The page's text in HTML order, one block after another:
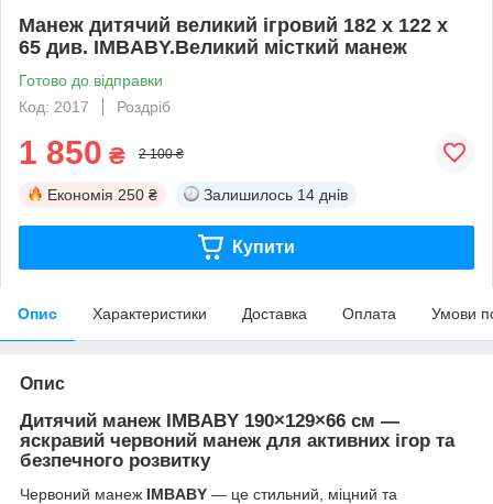
Манеж дитячий великий ігровий 182 х 122 х
65 див. IMBABY.Великий місткий манеж
Готово до відправки
Код: 2017
Роздріб
1 850 ₴ 2 100 ₴
Економія 250 ₴ Залишилось 14 днів
Купити
Опис Характеристики Доставка Оплата Умови
Опис
Дитячий манеж IMBABY 190×129×66 см —
яскравий червоний манеж для активних ігор та
безпечного розвитку
Червоний манеж IMBABY — це стильний, міцний та